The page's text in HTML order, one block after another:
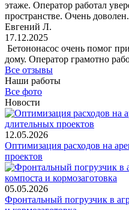
этаже. Оператор работал
пространстве. Очень доволен.
Евгений Л.
17.12.2025
Бетононасос очень помог
дому. Оператор грамотно
Все отзывы
Наши работы
Все фото
Новости
12.05.2026
Оптимизация расходов на
проектов
05.05.2026
Фронтальный погрузчик в